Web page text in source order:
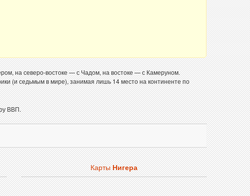
на северо-востоке — с Чадом, на востоке — с Камеруном.
(и седьмым в мире), занимая лишь 14 место на континенте по
ВВП.
КартыНигера